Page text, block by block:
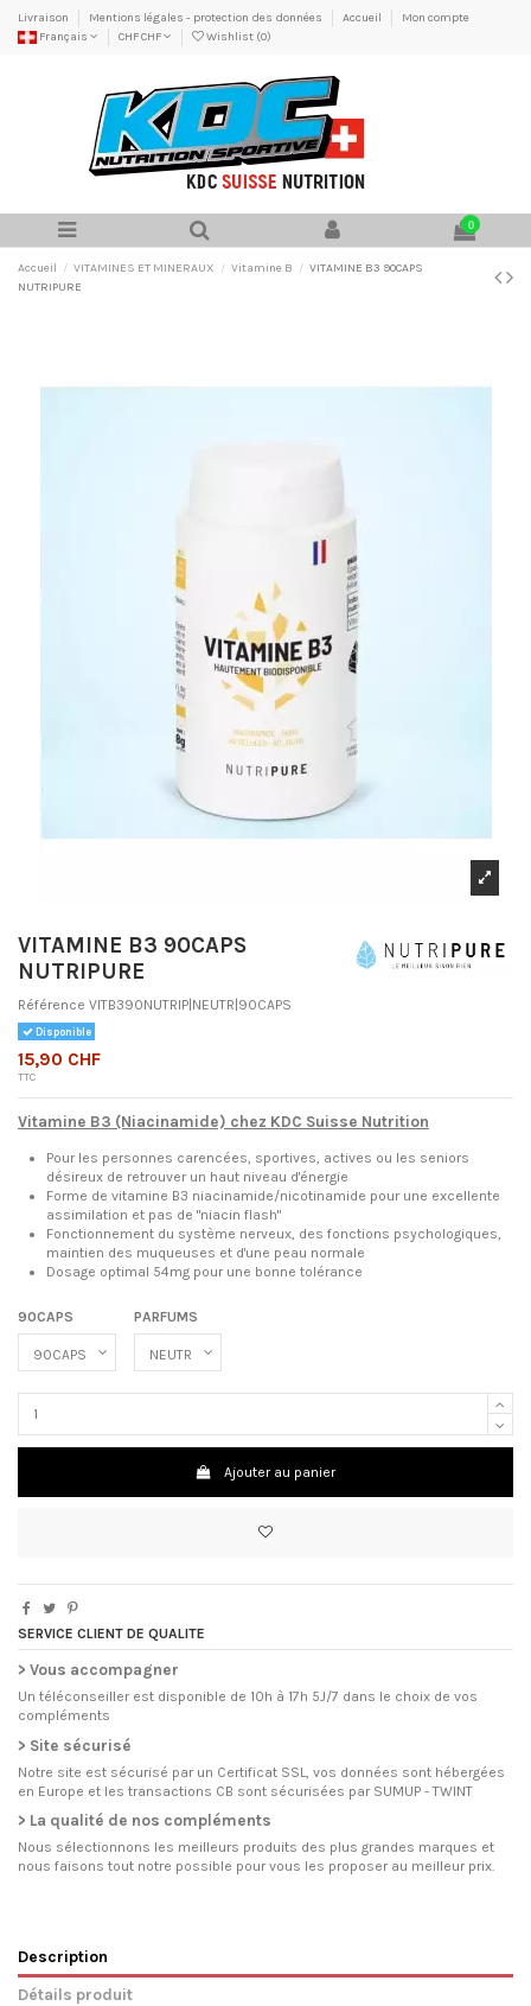
Livraison Mentions légales - protection des données Accueil
Mon compte
Français
CHF CHF Wishlist (0)
0
Accueil VITAMINES ET MINERAUX Vitamine B
VITAMINE B3 90CAPS
NUTRIPURE
VITAMINE B3 90CAPS
NUTRIPURE
Référence VITB390NUTRIP|NEUTR|90CAPS
Disponible
15,90 CHF
TTC
Vitamine B3 (Niacinamide) chez KDC Suisse Nutrition
Pour les personnes carencées, sportives, actives ou les seniors
désireux de retrouver un haut niveau d'énergie
Forme de vitamine B3 niacinamide/nicotinamide pour une excellente
assimilation et pas de "niacin flash"
Fonctionnement du système nerveux, des fonctions psychologiques,
maintien des muqueuses et d'une peau normale
Dosage optimal 54mg pour une bonne tolérance
90CAPS PARFUMS
Ajouter au panier
SERVICE CLIENT DE QUALITE
> Vous accompagner
Un téléconseiller est disponible de 10h à 17h 5J/7 dans le choix de vos
compléments
> Site sécurisé
Notre site est sécurisé par un Certificat SSL, vos données sont hébergées
en Europe et les transactions CB sont sécurisées par SUMUP - TWINT
> La qualité de nos compléments
Nous sélectionnons les meilleurs produits des plus grandes marques et
nous faisons tout notre possible pour vous les proposer au meilleur prix.
Description
Détails produit